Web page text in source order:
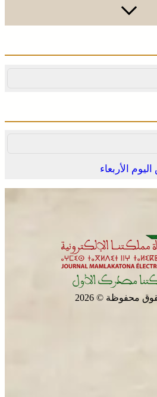
الأربعاء
محفوظة © 2026